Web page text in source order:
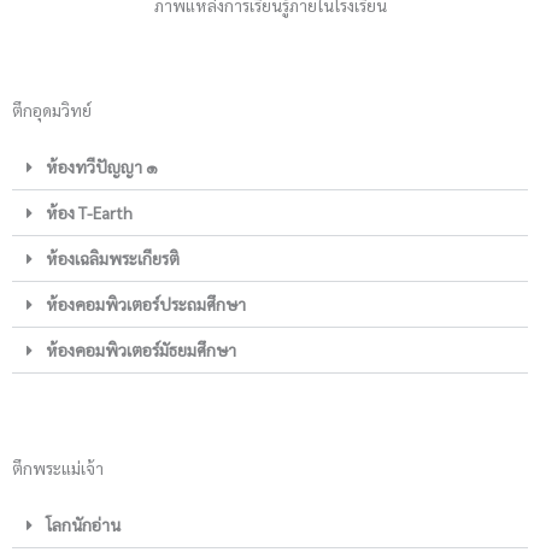
ภาพแหล่งการเรียนรู้ภายในโรงเรียน
ตึกอุดมวิทย์
ห้องทวีปัญญา ๑
ห้อง T-Earth
ห้องเฉลิมพระเกียรติ
ห้องคอมพิวเตอร์ประถมศึกษา
ห้องคอมพิวเตอร์มัธยมศึกษา
ตึกพระแม่เจ้า
โลกนักอ่าน